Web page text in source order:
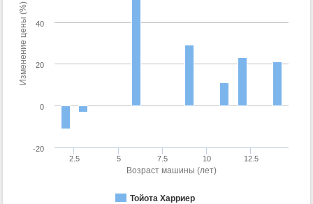
Возраст машины (лет)
Изменение цены (%)
Тойота Харриер
2.5 5 7.5 10 12.5
-20
0
20
40